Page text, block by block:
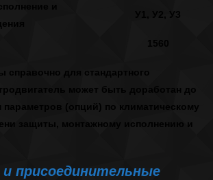
и
У1, У2, У3
1560
справочно для стандартного
может быть доработан до
(опций) по климатическому
защиты, монтажному исполнению и
присоединительные